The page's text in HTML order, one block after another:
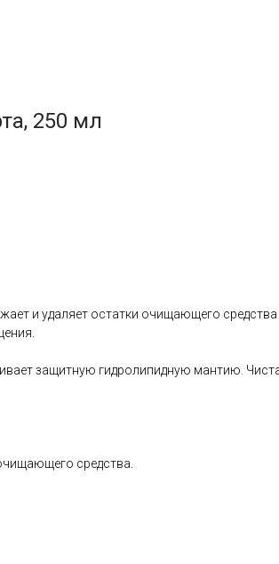
250 мл
и удаляет остатки очищающего
защитную гидролипидную мантию.
средства.